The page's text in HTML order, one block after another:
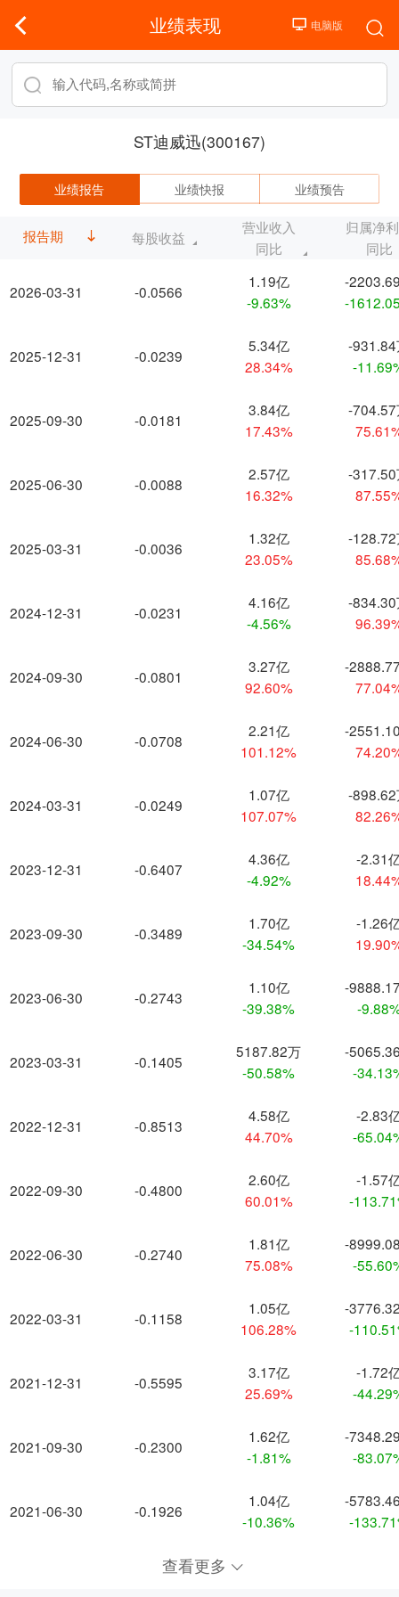
业绩表现
ST迪威迅(300167)
业绩报告 业绩快报 业绩预告
报告期
2026-03-31
2025-12-31
2025-09-30
2025-06-30
2025-03-31
2024-12-31
2024-09-30
2024-06-30
2024-03-31
2023-12-31
2023-09-30
2023-06-30
2023-03-31
2022-12-31
2022-09-30
2022-06-30
2022-03-31
2021-12-31
2021-09-30
2021-06-30
每股收益
营业收入
同比
归属净
同比
-0.0566
1.19亿
-9.63%
-
-
-0.0239
5.34亿
28.34%
-
-
-0.0181
3.84亿
17.43%
-
-0.0088
2.57亿
16.32%
-
-0.0036
1.32亿
23.05%
-
-0.0231
4.16亿
-4.56%
-
-0.0801
3.27亿
92.60%
-
-0.0708
2.21亿
101.12%
-
-0.0249
1.07亿
107.07%
-
-0.6407
4.36亿
-4.92%
-2.31
-0.3489
1.70亿
-34.54%
-1.26
-0.2743
1.10亿
-39.38%
-
-
-0.1405
5187.82万
-50.58%
-
-
-0.8513
4.58亿
44.70%
-2.83
-
-0.4800
2.60亿
60.01%
-1.57
-
-0.2740
1.81亿
75.08%
-
-
-0.1158
1.05亿
106.28%
-
-
-0.5595
3.17亿
25.69%
-1.72
-
-0.2300
1.62亿
-1.81%
-
-
-0.1926
1.04亿
-10.36%
-
-
查看更多